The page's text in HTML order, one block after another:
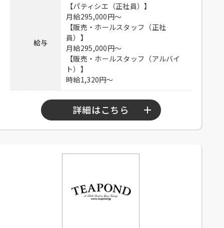
電話連絡後、履歴書持参のうえ、ご
来店ください。
連絡先 03-6551-2899 担当：新城
給与
【パティシエ（正社員）】
月給295,000円～
【販売・ホールスタッフ（正社
員）】
月給295,000円～
【販売・ホールスタッフ（アルバイ
ト）】
時給1,320円～
詳細はこちら
アルバイト）】
月～土 8：30～20：30
日祝 8：30～19：30